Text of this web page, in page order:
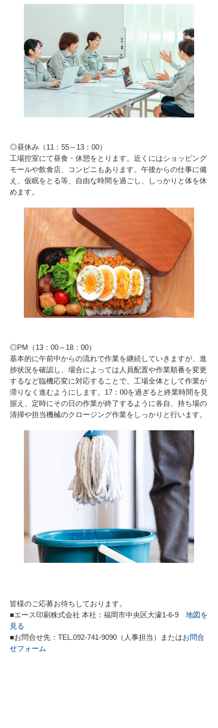
◎昼休み（11：55～13：00）
工場控室にて昼食・休憩をとります。近くにはショッピング
モールや飲食店、コンビニもあります。午後からの仕事に備
え、仮眠をとる等、自由な時間を過ごし、しっかりと体を休
めます。
◎PM（13：00～18：00）
基本的に午前中からの流れで作業を継続していきますが、進
捗状況を確認し、場合によっては人員配置や作業順番を変更
するなど臨機応変に対応することで、工場全体として作業が
滞りなく進むようにします。17：00を過ぎると終業時間を見
据え、定時にその日の作業が終了するように各自、持ち場の
清掃や担当機械のクロージング作業をしっかりと行います。
皆様のご応募お待ちしております。
■エース印刷株式会社 本社：福岡市中央区大濠1-6-9 地図を
見る
■お問合せ先：TEL.092-741-9090（人事担当）またはお問合
せフォーム